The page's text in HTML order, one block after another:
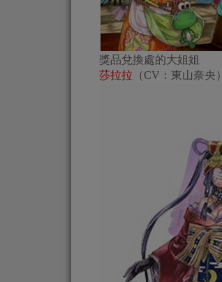
獎品兌換處的大姐姐
莎拉拉 （CV：東山奈央）